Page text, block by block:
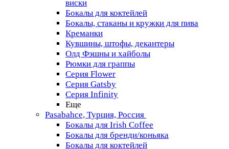
виски
Бокалы для коктейлей
Бокалы, стаканы и кружки для пива
Креманки
Кувшины, штофы, декантеры
Олд Фэшны и хайболы
Рюмки для граппы
Серия Flower
Серия Gatsby
Серия Infinity
Еще
Pasabahce, Турция, Россия
Бокалы для Irish Coffee
Бокалы для бренди/коньяка
Бокалы для коктейлей